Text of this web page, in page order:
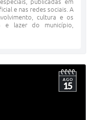
publicadas em
e nas redes sociais. A
cultura e os
e lazer do município,
AGO
15